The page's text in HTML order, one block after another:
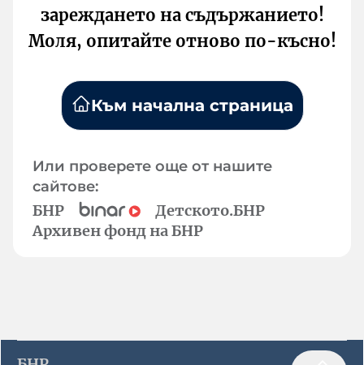
зареждането на съдържанието!
Моля, опитайте отново по-късно!
Към начална страница
Или проверете още от нашите
сайтове:
БНР
Детското.БНР
Архивен фонд на БНР